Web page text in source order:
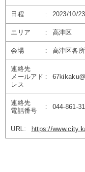
日程 : 2023/10/
エリア : 高津区
会場 : 高津区各所
連絡先
メールアド
レス
:
連絡先
電話番号
: 044-861-
URL : https://